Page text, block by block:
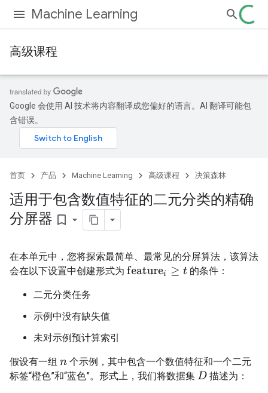
Machine Learning
高级课程
Google 会使用 AI 技术将内容翻译成您偏好的语言。AI 翻译可能包
含错误。
首页 产品 Machine Learning 高级课程 决策森林
适用于包含数值特征的二元分类的精确
分屏器 bookmark_border
在本单元中，您将探索最简单、最常见的分屏算法，该算法
会在以下设置中创建形式为 featurei≥t 的条件：
二元分类任务
示例中没有缺失值
未对示例预计算索引
假设有一组 n个示例，其中包含一个数值特征和一个二元
标签“橙色”和“蓝色”。形式上，我们将数据集 D 描述为：